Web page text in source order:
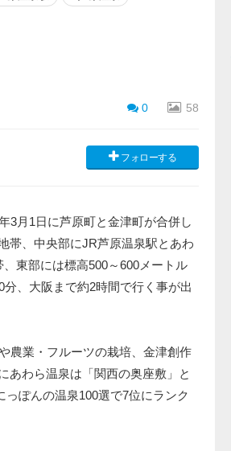
0 58
フォローする
3月1日に芦原町と金津町が合併し
帯、中央部にJR芦原温泉駅とあわ
東部には標高500～600メートル
、大阪まで約2時間で行く事が出
農業・フルーツの栽培、金津創作
あわら温泉は「関西の奥座敷」と
ぽんの温泉100選で7位にランク